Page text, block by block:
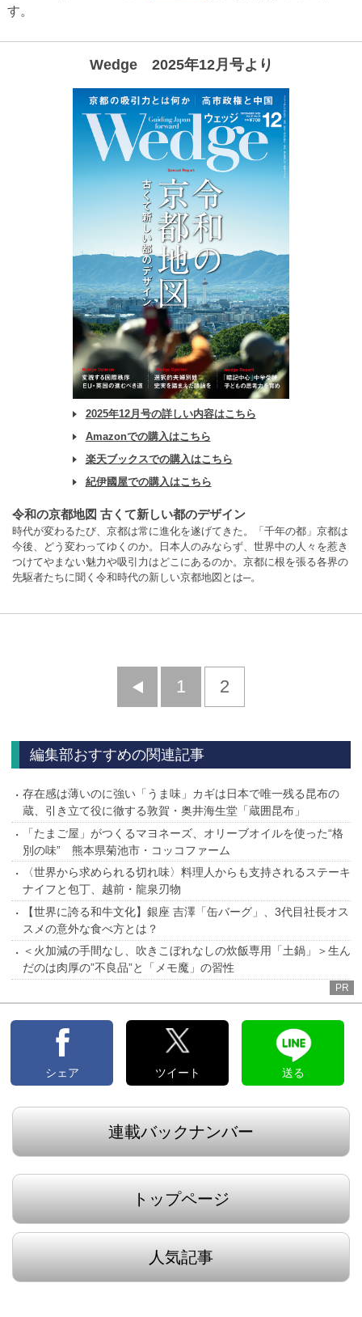
す。
Wedge 2025年12月号より
2025年12月号の詳しい内容はこちら
Amazonでの購入はこちら
楽天ブックスでの購入はこちら
紀伊國屋での購入はこちら
令和の京都地図 古くて新しい都のデザイン
時代が変わるたび、京都は常に進化を遂げてきた。「千年の都」京都は
今後、どう変わってゆくのか。日本人のみならず、世界中の人々を惹き
つけてやまない魅力や吸引力はどこにあるのか。京都に根を張る各界の
先駆者たちに聞く令和時代の新しい京都地図とは─。
前
1 2
編集部おすすめの関連記事
存在感は薄いのに強い「うま味」カギは日本で唯一残る昆布の
蔵、引き立て役に徹する敦賀・奥井海生堂「蔵囲昆布」
「たまご屋」がつくるマヨネーズ、オリーブオイルを使った“格
別の味” 熊本県菊池市・コッコファーム
〈世界から求められる切れ味〉料理人からも支持されるステーキ
ナイフと包丁、越前・龍泉刃物
【世界に誇る和牛文化】銀座 吉澤「缶バーグ」、3代目社長オス
スメの意外な食べ方とは？
＜火加減の手間なし、吹きこぼれなしの炊飯専用「土鍋」＞生ん
だのは肉厚の”不良品”と「メモ魔」の習性
PR
シェア ツイート 送る
連載バックナンバー
トップページ
人気記事